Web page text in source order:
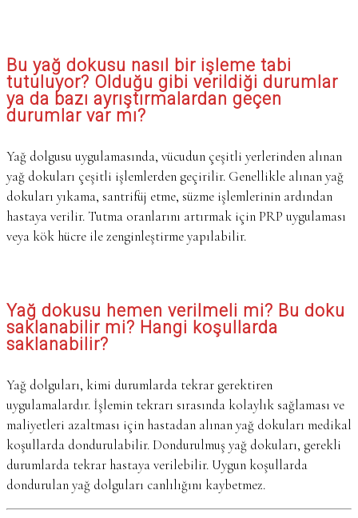
Bu yağ dokusu nasıl bir işleme tabi
tutuluyor? Olduğu gibi verildiği durumlar
ya da bazı ayrıştırmalardan geçen
durumlar var mı?
Yağ dolgusu uygulamasında, vücudun çeşitli yerlerinden alınan
yağ dokuları çeşitli işlemlerden geçirilir. Genellikle alınan yağ
dokuları yıkama, santrifüj etme, süzme işlemlerinin ardından
hastaya verilir. Tutma oranlarını artırmak için PRP uygulaması
veya kök hücre ile zenginleştirme yapılabilir.
Yağ dokusu hemen verilmeli mi? Bu doku
saklanabilir mi? Hangi koşullarda
saklanabilir?
Yağ dolguları, kimi durumlarda tekrar gerektiren
uygulamalardır. İşlemin tekrarı sırasında kolaylık sağlaması ve
maliyetleri azaltması için hastadan alınan yağ dokuları medikal
koşullarda dondurulabilir. Dondurulmuş yağ dokuları, gerekli
durumlarda tekrar hastaya verilebilir. Uygun koşullarda
dondurulan yağ dolguları canlılığını kaybetmez.